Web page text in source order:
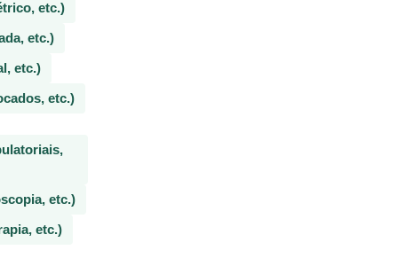
etc.)
etc.)
etc.)
etc.)
etc.)
etc.)